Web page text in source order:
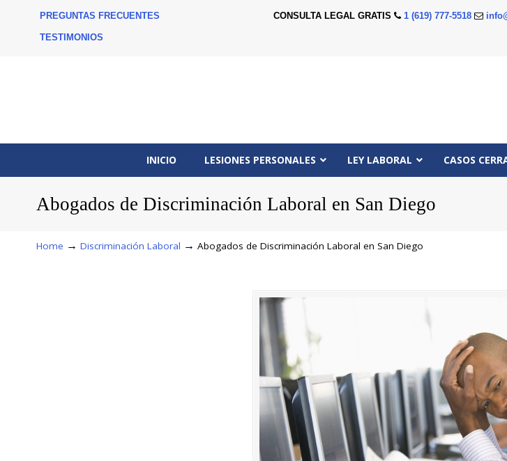
PREGUNTAS FRECUENTES
TESTIMONIOS
CONSULTA LEGAL GRATIS 1 (619) 777-5518
INICIO LESIONES PERSONALES LEY LABORAL CASOS
Abogados de Discriminación Laboral en San Diego
Home → Discriminación Laboral → Abogados de Discriminación Laboral en San Diego